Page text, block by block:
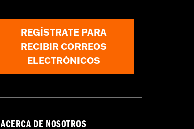
REGÍSTRATE PARA
RECIBIR CORREOS
ELECTRÓNICOS
ACERCA DE NOSOTROS